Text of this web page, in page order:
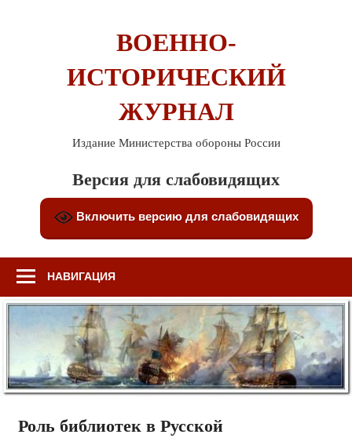
ВОЕННО-
ИСТОРИЧЕСКИЙ
ЖУРНАЛ
Издание Министерства обороны России
Версия для слабовидящих
Включить версию для слабовидящих
НАВИГАЦИЯ
Роль библиотек в Русской